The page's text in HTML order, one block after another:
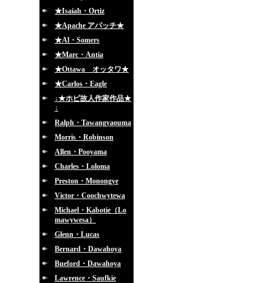
★Isaiah・Ortiz
★Apache アパッチ★
★Al・Somers
★Marc・Antia
★Ottawa オッタワ★
★Carlos・Eagle
↓★ホピ故人作家作品★
↓
Ralph・Tawangyaouma
Morris・Robinson
Allen・Pooyama
Charles・Loloma
Preston・Monongye
Victor・Coochwytewa
Michael・Kabotie（Lo
mawywesa）
Glenn・Lucas
Bernard・Dawahoya
Bueford・Dawahoya
Lawrence・Saufkie